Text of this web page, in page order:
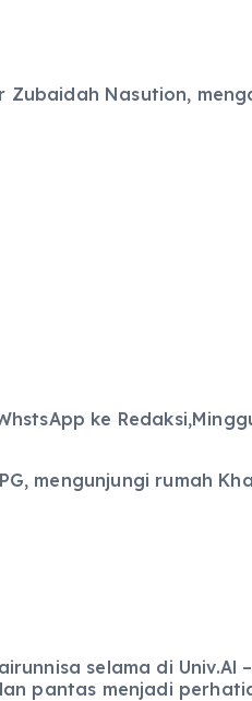
Zubaidah Nasution,
ke
mengunjungi rumah
selama di Univ.Al –
pantas menjadi